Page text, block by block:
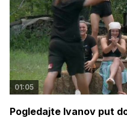
01:05
Pogledajte Ivanov put